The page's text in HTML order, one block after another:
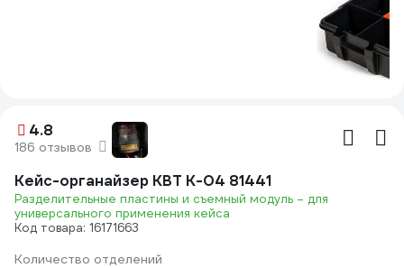
4.8
186 отзывов
Кейс-органайзер КВТ К-04 81441
Разделительные пластины и съемный модуль – для
универсального применения кейса
Код товара: 16171663
Количество отделений